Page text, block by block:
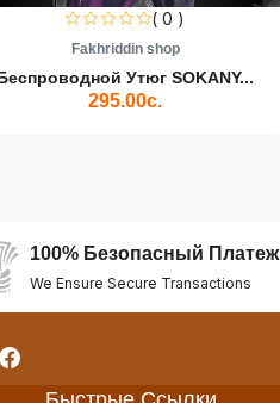
( 0 )
Fakhriddin shop
Утюг SOKANY...
295.00с.
100% Безопасный Платеж
We Ensure Secure Transactions